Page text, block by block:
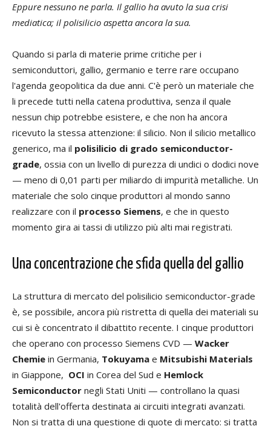
Eppure nessuno ne parla. Il gallio ha avuto la sua crisi
mediatica; il polisilicio aspetta ancora la sua.
Quando si parla di materie prime critiche per i
semiconduttori, gallio, germanio e terre rare occupano
l'agenda geopolitica da due anni. C'è però un materiale che
li precede tutti nella catena produttiva, senza il quale
nessun chip potrebbe esistere, e che non ha ancora
ricevuto la stessa attenzione: il silicio. Non il silicio metallico
generico, ma il polisilicio di grado semiconductor-
grade, ossia con un livello di purezza di undici o dodici nove
— meno di 0,01 parti per miliardo di impurità metalliche. Un
materiale che solo cinque produttori al mondo sanno
realizzare con il processo Siemens, e che in questo
momento gira ai tassi di utilizzo più alti mai registrati.
Una concentrazione che sfida quella del gallio
La struttura di mercato del polisilicio semiconductor-grade
è, se possibile, ancora più ristretta di quella dei materiali su
cui si è concentrato il dibattito recente. I cinque produttori
che operano con processo Siemens CVD — Wacker
Chemie in Germania, Tokuyama e Mitsubishi Materials
in Giappone, OCI in Corea del Sud e Hemlock
Semiconductor negli Stati Uniti — controllano la quasi
totalità dell'offerta destinata ai circuiti integrati avanzati.
Non si tratta di una questione di quote di mercato: si tratta